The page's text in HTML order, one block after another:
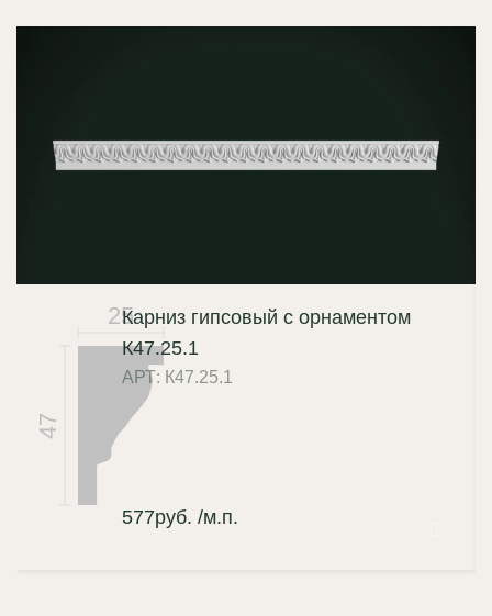
25
47
Карниз гипсовый с орнаментом
К47.25.1
АРТ: К47.25.1
577руб. /м.п.